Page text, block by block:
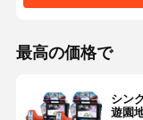
最高の価格で
シン
遊園